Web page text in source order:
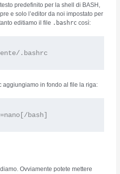
predefinito per la shell di BASH,
e solo l’editor da noi impostato per
editiamo il file .bashrc così:
.bashrc
aggiungiamo in fondo al file la riga:
bash]
Ovviamente potete mettere